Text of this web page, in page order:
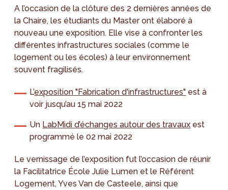
A l’occasion de la clôture des 2 dernières années de
la Chaire, les étudiants du Master ont élaboré à
nouveau une exposition. Elle vise à confronter les
différentes infrastructures sociales (comme le
logement ou les écoles) à leur environnement
souvent fragilisés.
L’exposition "Fabrication d'infrastructures" est à
voir jusqu’au 15 mai 2022
Un LabMidi d’échanges autour des travaux est
programmé le 02 mai 2022
Le vernissage de l’exposition fut l’occasion de réunir
la Facilitatrice École Julie Lumen et le Référent
Logement, Yves Van de Casteele, ainsi que